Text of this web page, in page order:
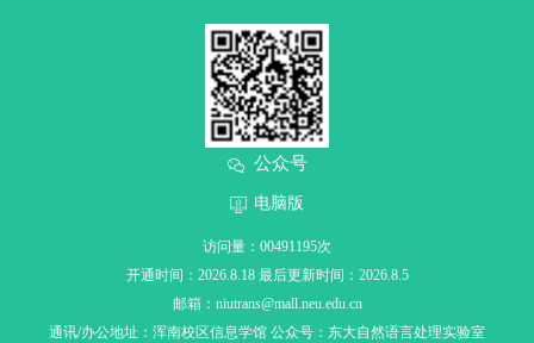
公众号
电脑版
访问量： 00491195次
开通时间： 2026.8.18 最后更新时间： 2026.8.5
邮箱： niutrans@mall.neu.edu.cn
通讯/办公地址： 浑南校区信息学馆 公众号：东大自然语言处理实验室